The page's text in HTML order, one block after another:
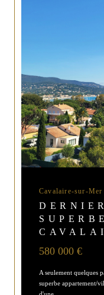
Cavalaire-sur-
580 000 €
A seulement quelques
superbe appartement/